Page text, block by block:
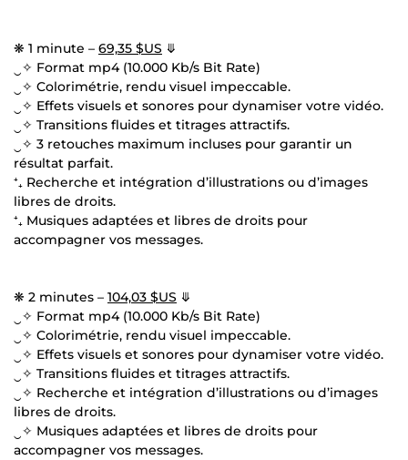
❋ 1 minute – 69,35 $US ⤋
‿✧ Format mp4 (10.000 Kb/s Bit Rate)
‿✧ Colorimétrie, rendu visuel impeccable.
‿✧ Effets visuels et sonores pour dynamiser votre vidéo.
‿✧ Transitions fluides et titrages attractifs.
‿✧ 3 retouches maximum incluses pour garantir un
résultat parfait.
⁺₊ Recherche et intégration d’illustrations ou d’images
libres de droits.
⁺₊ Musiques adaptées et libres de droits pour
accompagner vos messages.
❋ 2 minutes – 104,03 $US ⤋
‿✧ Format mp4 (10.000 Kb/s Bit Rate)
‿✧ Colorimétrie, rendu visuel impeccable.
‿✧ Effets visuels et sonores pour dynamiser votre vidéo.
‿✧ Transitions fluides et titrages attractifs.
‿✧ Recherche et intégration d’illustrations ou d’images
libres de droits.
‿✧ Musiques adaptées et libres de droits pour
accompagner vos messages.